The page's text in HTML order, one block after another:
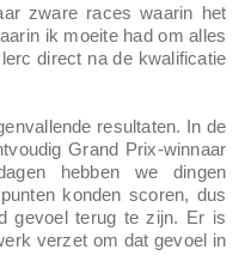
zware races waarin het
ik moeite had om alles
direct na de kwalificatie
resultaten. In de
Grand Prix-winnaar
hebben we dingen
konden scoren, dus
gevoel terug te zijn. Er is
verzet om dat gevoel in